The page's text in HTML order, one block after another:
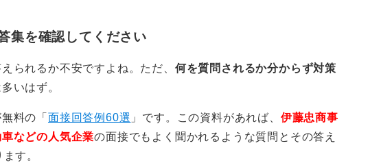
ることを具体的な理由も含めたうえで、「だからこそこの
接官も受け止めたうえで、採用になった場合は配属先を検
って必ず希望が通るわけではないことを認識しよう
集を確認してください
られるか不安ですよね。ただ、 何を質問されるか分からず対策
いはず。
料の「 面接回答例60選 」です。この資料があれば、 伊藤忠商事
などの人気企業の面接でもよく聞かれるような質問とその答え
す。